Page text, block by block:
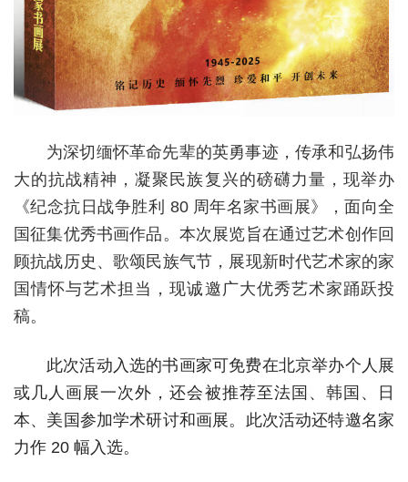
为深切缅怀革命先辈的英勇事迹，传承和弘扬伟
大的抗战精神，凝聚民族复兴的磅礴力量，现举办
《纪念抗日战争胜利 80 周年名家书画展》，面向全
国征集优秀书画作品。本次展览旨在通过艺术创作回
顾抗战历史、歌颂民族气节，展现新时代艺术家的家
国情怀与艺术担当，现诚邀广大优秀艺术家踊跃投
稿。
此次活动入选的书画家可免费在北京举办个人展
或几人画展一次外，还会被推荐至法国、韩国、日
本、美国参加学术研讨和画展。 此次活动还特邀名家
力作 20 幅入选。